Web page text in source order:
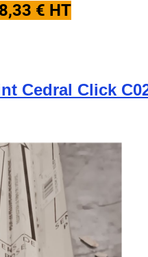
€ HT
Cedral Click